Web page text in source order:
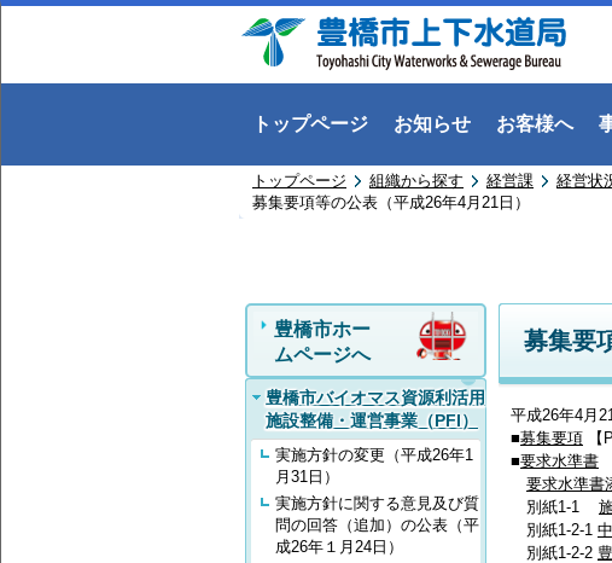
トップページ お知らせ お客様へ
トップページ 組織から探す 経営課 経営状
募集要項等の公表（平成26年4月21日）
豊橋市ホー
ムページへ
豊橋市バイオマス資源利活用
施設整備・運営事業（PFI）
実施方針の変更（平成26年1
月31日）
実施方針に関する意見及び質
問の回答（追加）の公表（平
成26年１月24日）
募集要
平成26年4月
■募集要項 【
■要求水準書
要求水準書
別紙1-1
別紙1-2-1
別紙1-2-2